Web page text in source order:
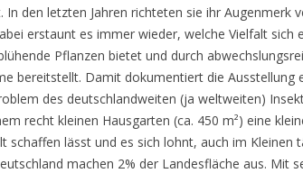
den letzten Jahren richteten sie ihr Augenmerk
erstaunt es immer wieder, welche Vielfalt sich
Pflanzen bietet und durch
bereitstellt. Damit dokumentiert die Ausstellung
des deutschlandweiten (ja weltweiten)
recht kleinen Hausgarten (ca. 450 m²) eine
schaffen lässt und es sich lohnt, auch im Kleinen
machen 2% der Landesfläche aus. Mit